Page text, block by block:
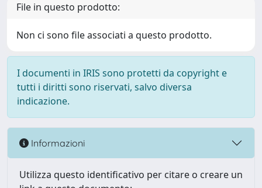
File in questo prodotto:
Non ci sono file associati a questo prodotto.
I documenti in IRIS sono protetti da copyright e
tutti i diritti sono riservati, salvo diversa
indicazione.
Informazioni
Utilizza questo identificativo per citare o creare un